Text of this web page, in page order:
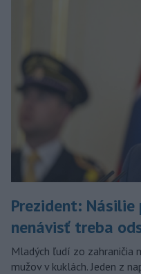
Prezident: Násilie
nenávisť treba
Mladých ľudí zo zahraničia
mužov v kuklách. Jeden z